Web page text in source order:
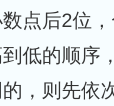
点后2位
低的顺序
，则先依